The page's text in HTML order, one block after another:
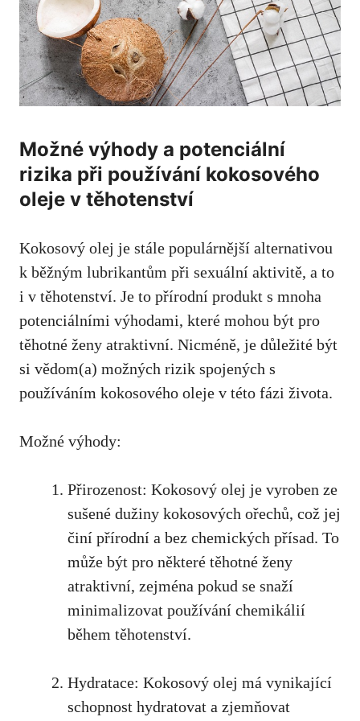
Možné výhody a potenciální
rizika‌ při‍ používání kokosového
oleje v těhotenství
Kokosový olej je stále populárnější alternativou
k běžným lubrikantům při sexuální ⁣aktivitě, a ⁢to⁣
i ‍v těhotenství. Je to ⁤přírodní produkt ⁢s ⁣mnoha⁣
potenciálními výhodami, které mohou být ‌pro
těhotné ženy atraktivní. Nicméně, je důležité být
‍si vědom(a) možných rizik spojených s
používáním kokosového oleje v této fázi ⁢života.
Možné výhody:
Přirozenost:⁤ Kokosový olej je vyroben ze
sušené dužiny kokosových ořechů, což jej
činí přírodní a bez‌ chemických přísad. To
může být ⁣pro některé těhotné ženy
atraktivní, zejména pokud se snaží
minimalizovat používání chemikálií
během ​těhotenství.
Hydratace: Kokosový olej má vynikající ​
schopnost hydratovat a zjemňovat